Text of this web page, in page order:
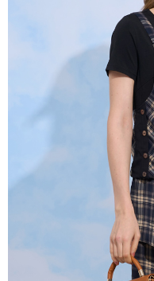
2.透過簡訊連結打開帳單後，
帳／街口支付／iPASS
【注意事項】
1.本服務係由「台灣大哥大股
用戶於交易時，得透過本服務
買賣價金債權讓與本公司後，
2.基於同意付款使用「大哥付
資料（包含姓名、電話或地址
由本公司與您本人進行分期帳
3.完整用戶服務條款，請詳閱
１．於結帳方式選擇「AFTEE
結帳頁面，進行簡訊認證並確
２．訂單成立數日內，您將收
３．收到繳費通知簡訊後14天
ATM／網路銀行／等多元方式
※ 請注意：結帳手續完成當下
購買商品的店家。未經商家同
※ 交易是否成功請以「AFTEE
是否繳費成功／繳費後需取消
https://
１．透過由恩沛科技股份有限
易，需依本服務之必要範圍內
權轉讓予恩沛科技股份有限公
２．關於個人資料處理事宜，
https://aftee.tw/terms/#terms3
３．未成年的使用者請事先徵
「AFTEE先享後付」，若未經
每筆NT$120，滿
每筆NT$120，滿